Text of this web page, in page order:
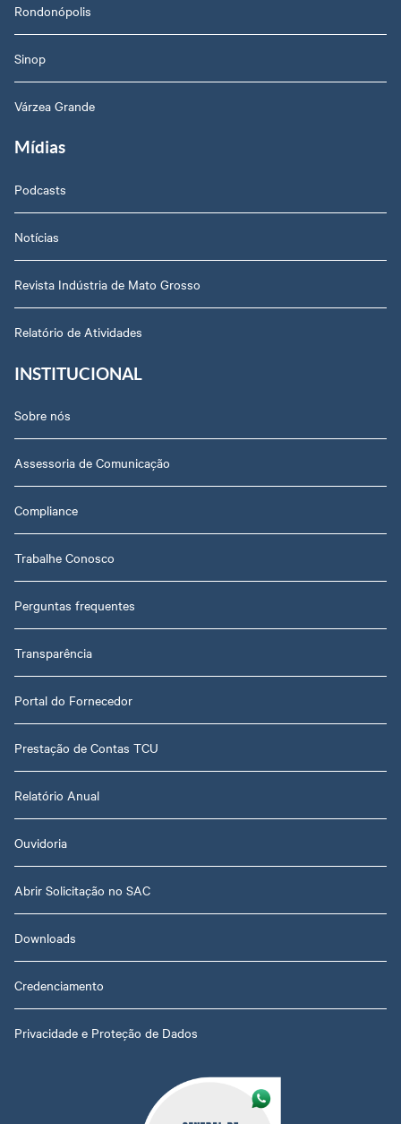
Rondonópolis
Sinop
Várzea Grande
Mídias
Podcasts
Notícias
Revista Indústria de Mato Grosso
Relatório de Atividades
INSTITUCIONAL
Sobre nós
Assessoria de Comunicação
Compliance
Trabalhe Conosco
Perguntas frequentes
Transparência
Portal do Fornecedor
Prestação de Contas TCU
Relatório Anual
Ouvidoria
Abrir Solicitação no SAC
Downloads
Credenciamento
Privacidade e Proteção de Dados